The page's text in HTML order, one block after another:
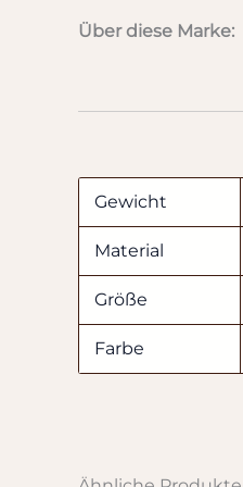
Über diese Marke:
Gewicht
Material
Größe
Farbe